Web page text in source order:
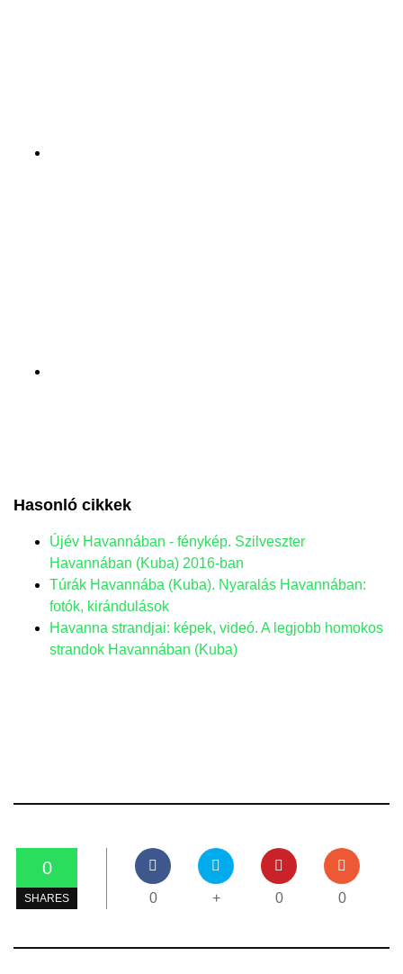
Hasonló cikkek
Újév Havannában - fénykép. Szilveszter
Havannában (Kuba) 2016-ban
Túrák Havannába (Kuba). Nyaralás Havannában:
fotók, kirándulások
Havanna strandjai: képek, videó. A legjobb homokos
strandok Havannában (Kuba)
0
SHARES 0 + 0 0